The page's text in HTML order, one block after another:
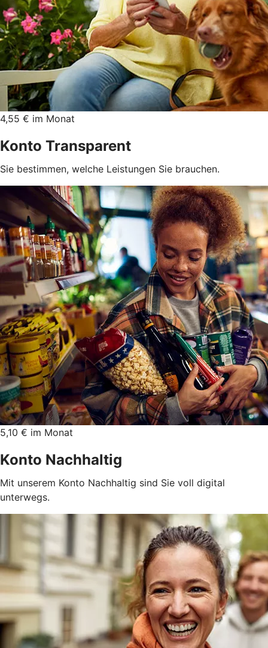
4,55 € im Monat
Konto Transparent
Sie bestimmen, welche Leistungen Sie brauchen.
5,10 € im Monat
Konto Nachhaltig
Mit unserem Konto Nachhaltig sind Sie voll digital
unterwegs.